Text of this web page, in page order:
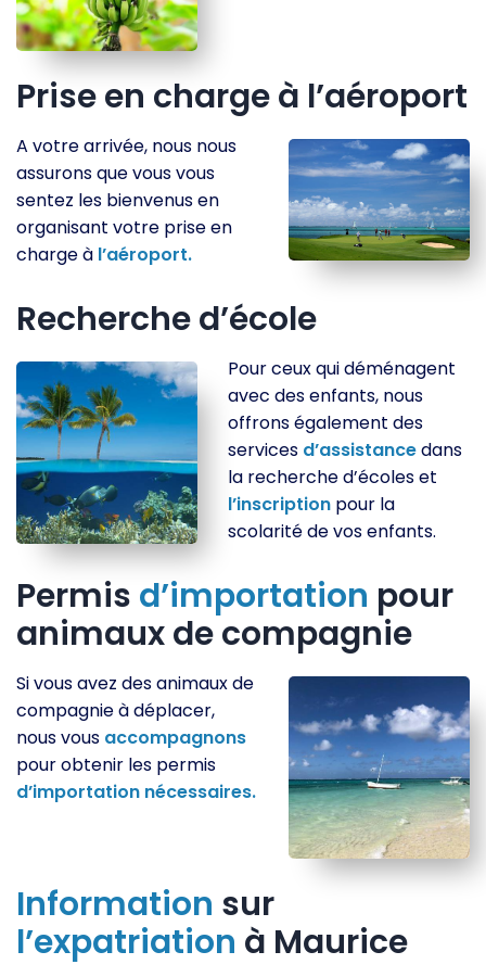
Prise en charge à l’aéroport
A votre arrivée, nous nous
assurons que vous vous
sentez les bienvenus en
organisant votre prise en
charge à l’aéroport.
Recherche d’école
Pour ceux qui déménagent
avec des enfants, nous
offrons également des
services d’assistancedans
la recherche d’écoles et
l’inscription pour la
scolarité de vos enfants.
Permis d’importation pour
animaux de compagnie
Si vous avez des animaux de
compagnie à déplacer,
nous vous accompagnons
pour obtenir les permis
d’importation nécessaires.
Information sur
l’expatriation à Maurice